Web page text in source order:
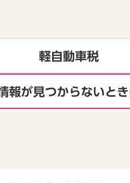
軽自動車税
報が見つからないと